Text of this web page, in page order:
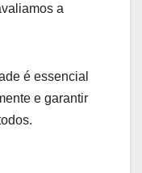
a
é essencial
e garantir